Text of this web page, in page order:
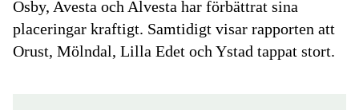
Osby, Avesta och Alvesta har förbättrat sina
placeringar kraftigt. Samtidigt visar rapporten att
Orust, Mölndal, Lilla Edet och Ystad tappat stort.